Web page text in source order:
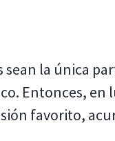
sean la única
Entonces, en
favorito,